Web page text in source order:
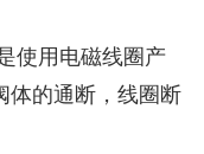
用电磁线圈产
体的通断，线圈断